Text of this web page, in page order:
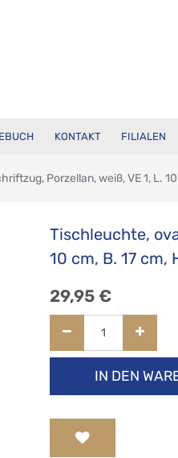
KONTAKT FILIALEN
Porzellan, weiß, VE 1, L.
Tischleuchte,
10 cm, B. 17 cm,
29,95 €
IN DEN